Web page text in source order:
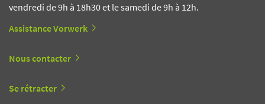
vendredi de 9h à 18h30 et le samedi de 9h à 12h.
Assistance Vorwerk
Nous contacter
Se rétracter